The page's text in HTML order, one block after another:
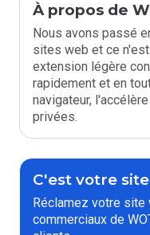
À propos de
Nous avons passé
sites web et ce
extension légère
rapidement et en
navigateur,
privées.
C'est votre
Réclamez votre site
commerciaux de